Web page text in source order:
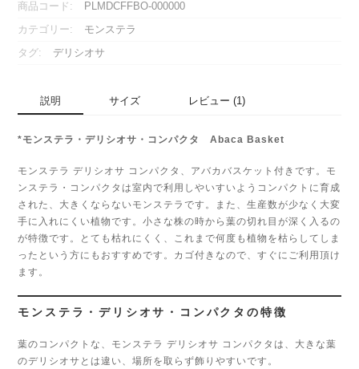
商品コード: PLMDCFFBO-000000
カテゴリー: モンステラ
タグ: デリシオサ
説明 サイズ レビュー (1)
*モンステラ・デリシオサ・コンパクタ Abaca Basket
モンステラ デリシオサ コンパクタ、アバカバスケット付きです。モ
ンステラ・コンパクタは室内で利用しやいすいようコンパクトに育成
された、大きくならないモンステラです。また、生産数が少なく大変
手に入れにくい植物です。小さな株の時から葉の切れ目が深く入るの
が特徴です。とても枯れにくく、これまで何度も植物を枯らしてしま
ったという方にもおすすめです。カゴ付きなので、すぐにご利用頂け
ます。
モンステラ・デリシオサ・コンパクタの特徴
葉のコンパクトな、モンステラ デリシオサ コンパクタは、大きな葉
のデリシオサとは違い、場所を取らず飾りやすいです。